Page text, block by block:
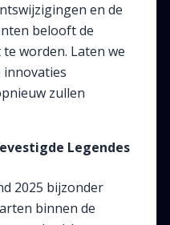
en de
belooft de
worden. Laten we
innovaties
zullen
Legendes
2025 bijzonder
binnen de